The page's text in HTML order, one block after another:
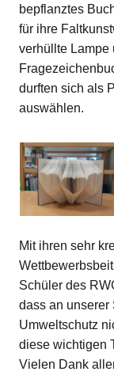
bepflanztes
für ihre
verhüllte Lampe
durften sich als
auswählen.
Mit ihren sehr
Schüler des
dass an unserer
Umweltschutz
diese wichtigen
Vielen Dank